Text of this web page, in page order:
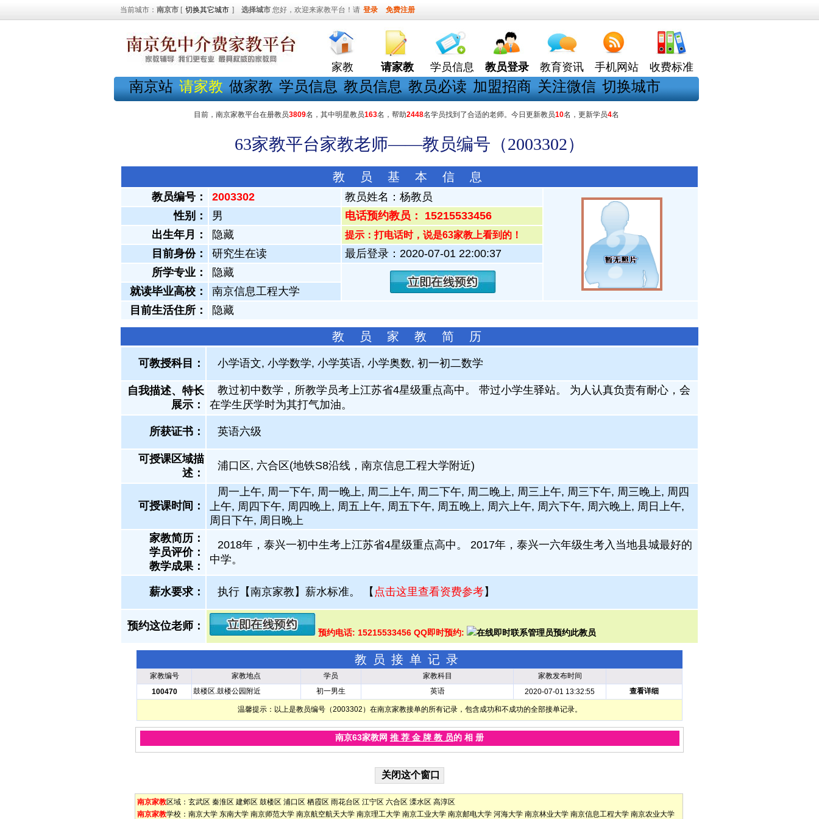
当前城市： 南京市 [ 切换其它城市 ] 选择城市 您好，欢迎来家教平台！请 登录 免费注册
家教 请家教 学员信息 教员登录 教育资讯 手机网站 收费标准
南京站 请家教 做家教 学员信息 教员信息 教员必读 加盟招商 关注微信 切换城市
目前，南京家教平台在册教员3809名，其中明星教员163名，帮助2448名学员找到了合适的老师。今日更新教员10名，更新学员4名
63家教平台家教老师——教员编号（2003302）
教 员 基 本 信 息
教员编号： 2003302 教员姓名： 杨教员
性别：
男
电话预约教员： 15215533456
出生年月：
隐藏 提示：打电话时，说是63家教上看到的！
目前身份： 研究生在读
最后登录：2020-07-01 22:00:37
所学专业：
隐藏
就读毕业高校：
南京信息工程大学
目前生活住所：
隐藏
教 员 家 教 简 历
可教授科目： 小学语文, 小学数学, 小学英语, 小学奥数, 初一初二数学
自我描述、特长
展示 ：
教过初中数学，所教学员考上江苏省4星级重点高中。 带过小学生驿站。 为人认真负责有耐心，会
在学生厌学时为其打气加油。
所获证书 ： 英语六级
可授课区域描
述：
浦口区, 六合区(地铁S8沿线，南京信息工程大学附近)
可授课时间：
周一上午, 周一下午, 周一晚上, 周二上午, 周二下午, 周二晚上, 周三上午, 周三下午, 周三晚上, 周四
上午, 周四下午, 周四晚上, 周五上午, 周五下午, 周五晚上, 周六上午, 周六下午, 周六晚上, 周日上午,
周日下午, 周日晚上
家教简历：
学员评价：
教学成果：
2018年，泰兴一初中生考上江苏省4星级重点高中。 2017年，泰兴一六年级生考入当地县城最好的
中学。
薪水要求： 执行【南京家教】薪水标准。 【 点击这里查看资费参考】
预约这位老师：
预约电话: 15215533456 QQ即时预约:
教员接单记录
家教编号 家教地点 学员 家教科目
家教发布时间
100470
鼓楼区.鼓楼公园附近 初一男生 英语 2020-07-01 13:32:55 查看详细
温馨提示：以上是教员编号（2003302）在南京家教接单的所有记录，包含成功和不成功的全部接单记录。
南京63家教网 推 荐 金 牌 教 员的 相 册
南京家教区域： 玄武区 秦淮区 建邺区 鼓楼区 浦口区 栖霞区 雨花台区 江宁区 六合区 溧水区 高淳区
南京家教学校： 南京大学 东南大学 南京师范大学 南京航空航天大学 南京理工大学 南京工业大学 南京邮电大学 河海大学 南京林业大学 南京信息工程大学 南京农业大学